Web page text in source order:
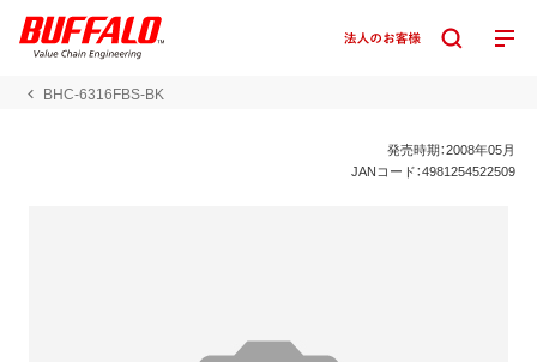
BHC-6316FBS-BK
発売時期：2008年05月
JANコード：4981254522509